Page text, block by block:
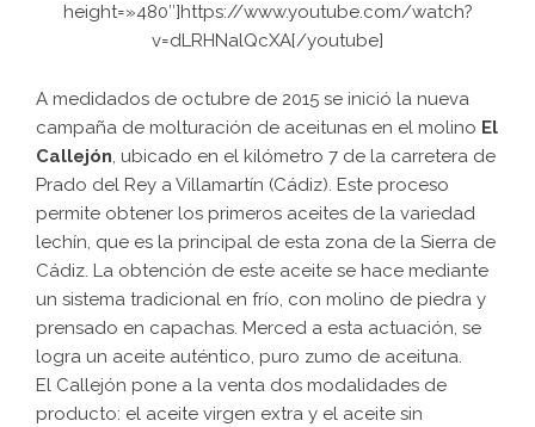
height=»480″]https://www.youtube.com/watch?
v=dLRHNalQcXA[/youtube]
A medidados de octubre de 2015 se inició la nueva
campaña de molturación de aceitunas en el molino El
Callejón, ubicado en el kilómetro 7 de la carretera de
Prado del Rey a Villamartín (Cádiz). Este proceso
permite obtener los primeros aceites de la variedad
lechín, que es la principal de esta zona de la Sierra de
Cádiz. La obtención de este aceite se hace mediante
un sistema tradicional en frío, con molino de piedra y
prensado en capachas. Merced a esta actuación, se
logra un aceite auténtico, puro zumo de aceituna.
El Callejón pone a la venta dos modalidades de
producto: el aceite virgen extra y el aceite sin